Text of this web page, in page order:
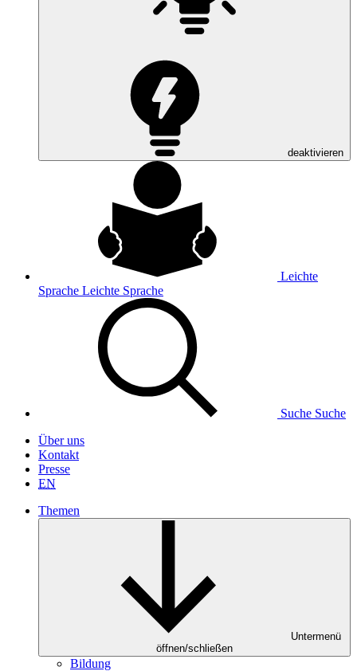
deaktivieren
Leichte
Sprache Leichte Sprache
Suche Suche
Über uns
Kontakt
Presse
EN
Themen
Untermenü
öffnen/schließen
Bildung